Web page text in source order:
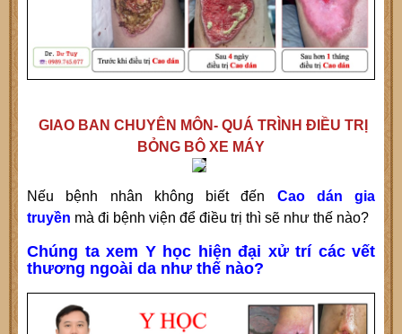
GIAO BAN CHUYÊN MÔN- QUÁ TRÌNH ĐIỀU TRỊ
BỎNG BÔ XE MÁY
Nếu bệnh nhân không biết đến Cao dán gia
truyền mà đi bệnh viện để điều trị thì sẽ như thế nào?
Chúng ta xem Y học hiện đại xử trí các vết
thương ngoài da như thế nào?